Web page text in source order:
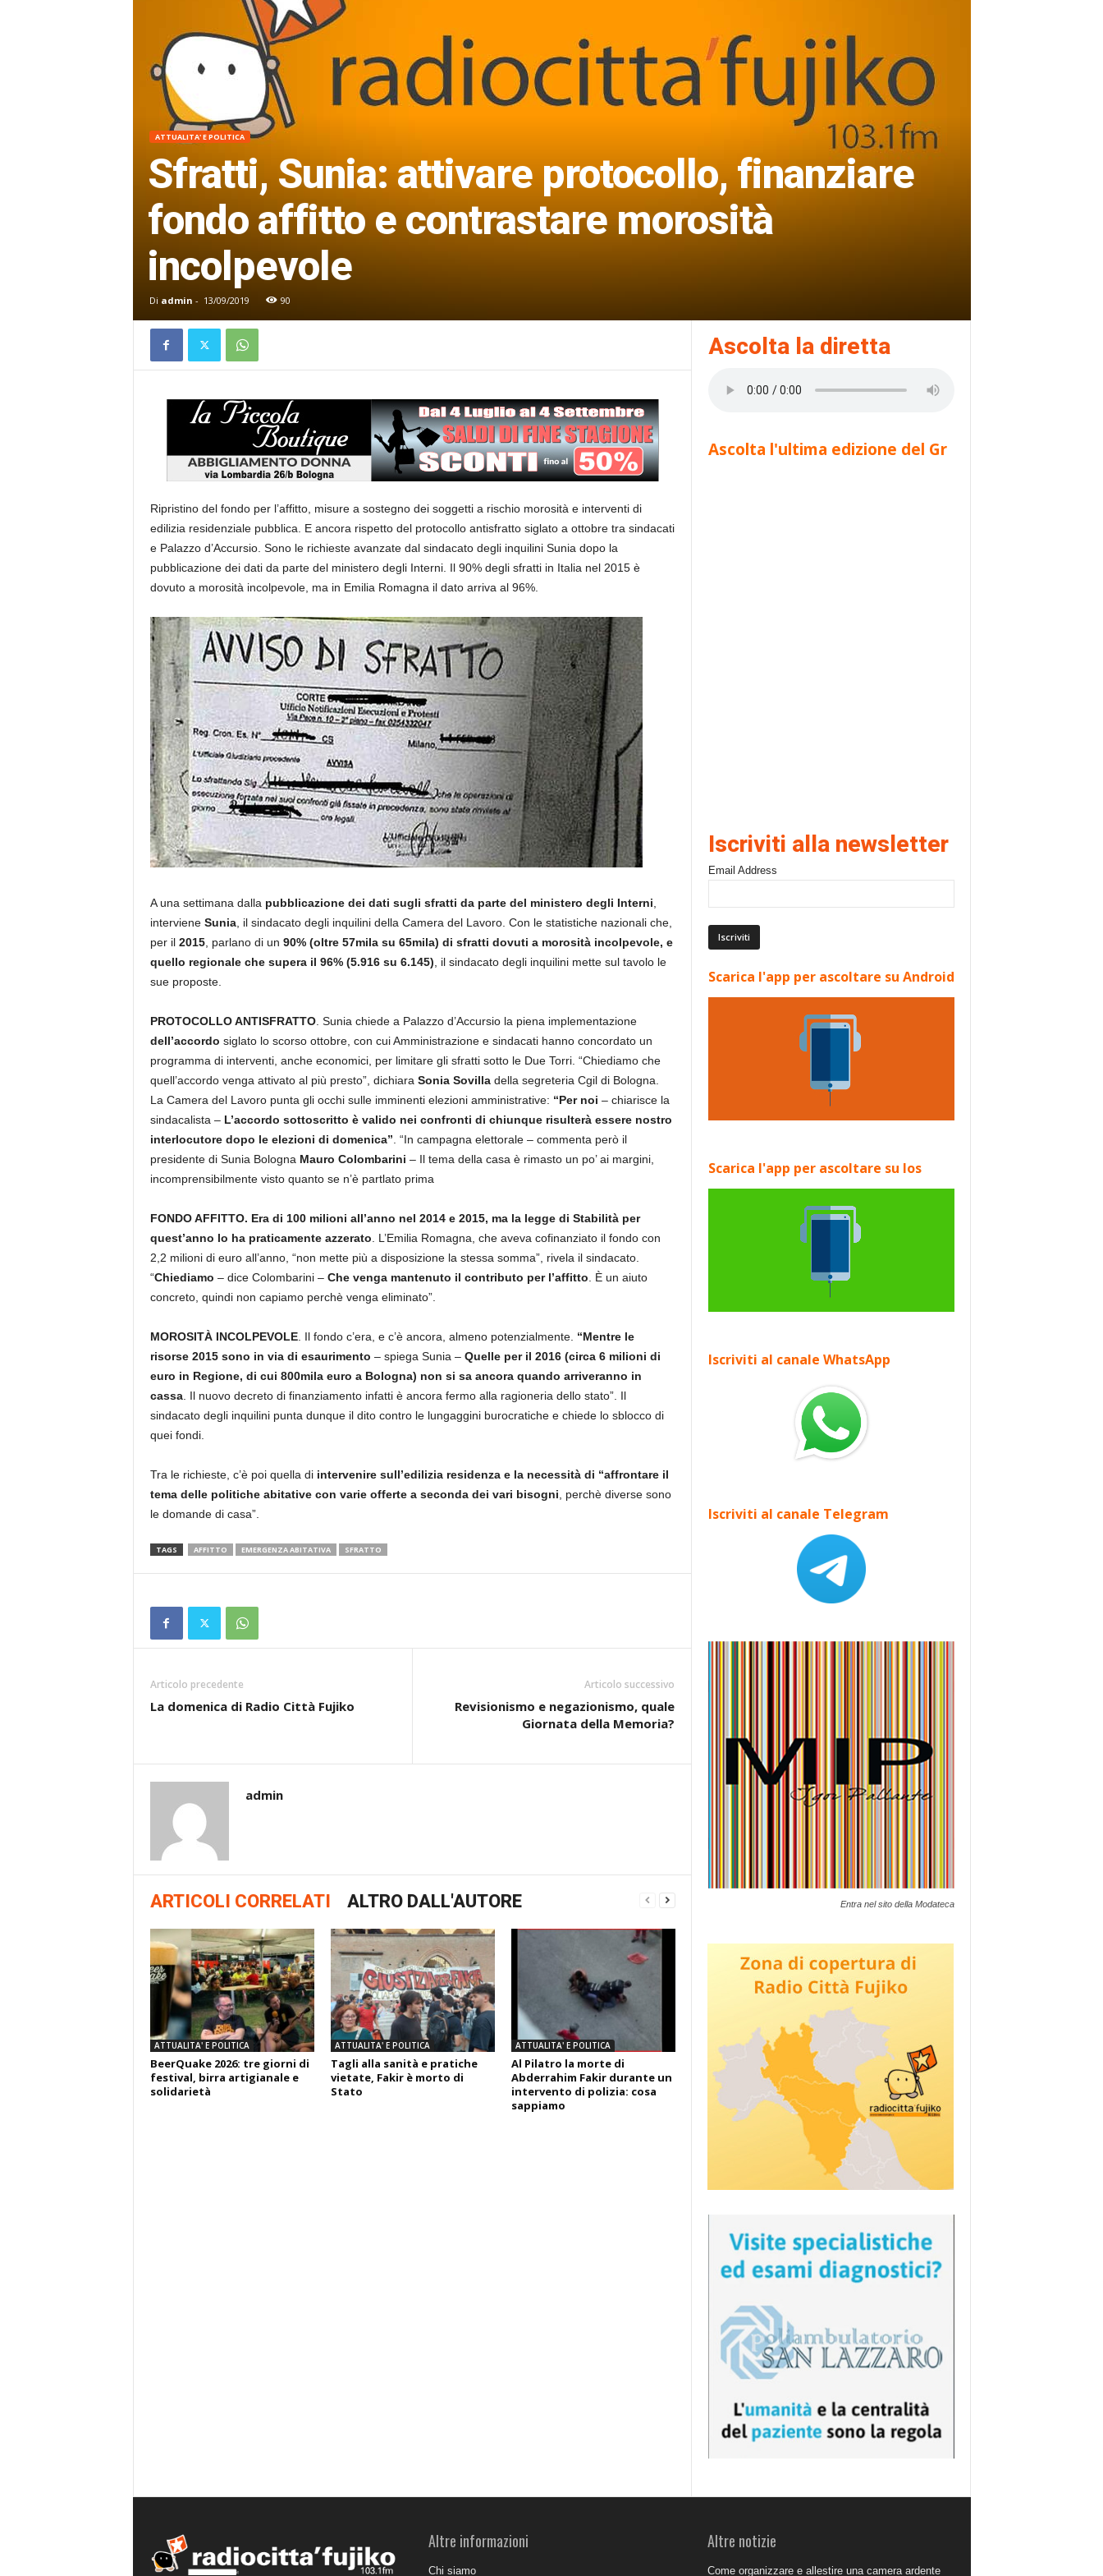
ATTUALITA' E POLITICA
Sfratti, Sunia: attivare protocollo, finanziare
fondo affitto e contrastare morosità
incolpevole
Di admin - 13/09/2019 90
Ripristino del fondo per l’affitto, misure a sostegno dei soggetti a rischio morosità e interventi di
edilizia residenziale pubblica. E ancora rispetto del protocollo antisfratto siglato a ottobre tra sindacati
e Palazzo d’Accursio. Sono le richieste avanzate dal sindacato degli inquilini Sunia dopo la
pubblicazione dei dati da parte del ministero degli Interni. Il 90% degli sfratti in Italia nel 2015 è
dovuto a morosità incolpevole, ma in Emilia Romagna il dato arriva al 96%.
A una settimana dalla pubblicazione dei dati sugli sfratti da parte del ministero degli Interni
interviene Sunia, il sindacato degli inquilini della Camera del Lavoro. Con le statistiche nazionali che,
per il 2015, parlano di un 90% (oltre 57mila su 65mila) di sfratti dovuti a morosità incolpevole, e
quello regionale che supera il 96% (5.916 su 6.145) , il sindacato degli inquilini mette sul tavolo le
sue proposte.
PROTOCOLLO ANTISFRATTO. Sunia chiede a Palazzo d’Accursio la piena implementazione
dell’accordo siglato lo scorso ottobre, con cui Amministrazione e sindacati hanno concordato un
programma di interventi, anche economici, per limitare gli sfratti sotto le Due Torri. “Chiediamo che
quell’accordo venga attivato al più presto”, dichiara Sonia Sovilladella segreteria Cgil di Bologna.
La Camera del Lavoro punta gli occhi sulle imminenti elezioni amministrative: “Per noi – chiarisce la
sindacalista –L’accordo sottoscritto è valido nei confronti di chiunque risulterà essere nostro
interlocutore dopo le elezioni di domenica” . “In campagna elettorale – commenta però il
presidente di Sunia Bologna Mauro Colombarini – Il tema della casa è rimasto un po’ ai margini,
incomprensibilmente visto quanto se n’è partlato prima
FONDO AFFITTO. Era di 100 milioni all’anno nel 2014 e 2015, ma la legge di Stabilità per
quest’anno lo ha praticamente azzerato . L’Emilia Romagna, che aveva cofinanziato il fondo con
2,2 milioni di euro all’anno, “non mette più a disposizione la stessa somma”, rivela il sindacato.
“Chiediamo – dice Colombarini – Che venga mantenuto il contributo per l’affitto . È un aiuto
concreto, quindi non capiamo perchè venga eliminato”.
MOROSITÀ INCOLPEVOLE. Il fondo c’era, e c’è ancora, almeno potenzialmente. “Mentre le
risorse 2015 sono in via di esaurimento – spiega Sunia – Quelle per il 2016 (circa 6 milioni di
euro in Regione, di cui 800mila euro a Bologna) non si sa ancora quando arriveranno in
cassa. Il nuovo decreto di finanziamento infatti è ancora fermo alla ragioneria dello stato”. Il
sindacato degli inquilini punta dunque il dito contro le lungaggini burocratiche e chiede lo sblocco di
quei fondi.
Tra le richieste, c’è poi quella di intervenire sull’edilizia residenza e la necessità di “affrontare il
tema delle politiche abitative con varie offerte a seconda dei vari bisogni , perchè diverse sono
le domande di casa”.
TAGS AFFITTO EMERGENZA ABITATIVA SFRATTO
Articolo precedente
La domenica di Radio Città Fujiko
Articolo successivo
Revisionismo e negazionismo, quale
Giornata della Memoria?
admin
ARTICOLI CORRELATI ALTRO DALL'AUTORE
ATTUALITA' E POLITICA
BeerQuake 2026: tre giorni di
festival, birra artigianale e
solidarietà
ATTUALITA' E POLITICA
Tagli alla sanità e pratiche
vietate, Fakir è morto di
Stato
ATTUALITA' E POLITICA
Al Pilatro la morte di
Abderrahim Fakir durante un
intervento di polizia: cosa
sappiamo
Ascolta la diretta
Ascolta l'ultima edizione del Gr
Iscriviti alla newsletter
Email Address
Scarica l'app per ascoltare su Android
Scarica l'app per ascoltare su Ios
Iscriviti al canale WhatsApp
Iscriviti al canale Telegram
Entra nel sito della Modateca
Altre informazioni
Chi siamo
Altre notizie
Come organizzare e allestire una camera ardente